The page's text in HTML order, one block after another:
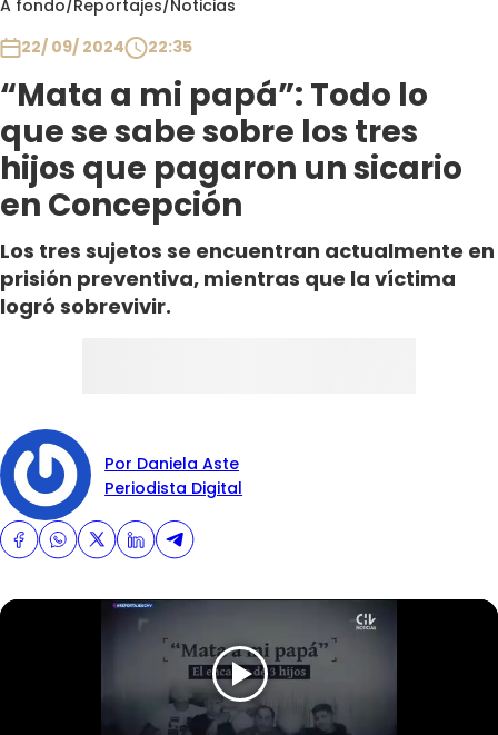
A fondo/Reportajes/Noticias
22/ 09/ 2024
22:35
“Mata a mi papá”: Todo lo
que se sabe sobre los tres
hijos que pagaron un sicario
en Concepción
Los tres sujetos se encuentran actualmente en
prisión preventiva, mientras que la víctima
logró sobrevivir.
Por Daniela Aste
Periodista Digital
Club De La Comedia
Contigo en Directo
Plan Perfecto
El Tiempo
Sabingo
Todos Los Programas